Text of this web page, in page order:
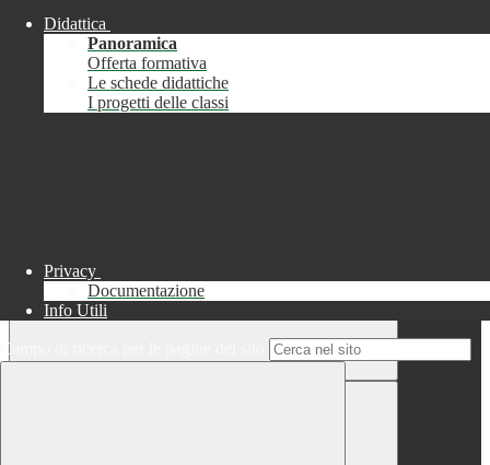
Chiudi
Informazione
Didattica
Panoramica
Offerta formativa
Le schede didattiche
I progetti delle classi
Privacy
Documentazione
Info Utili
Campo di ricerca per le pagine del sito